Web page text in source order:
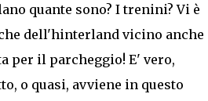
quante sono? I trenini? Vi è
dell'hinterland vicino anche
per il parcheggio! E' vero,
o quasi, avviene in questo